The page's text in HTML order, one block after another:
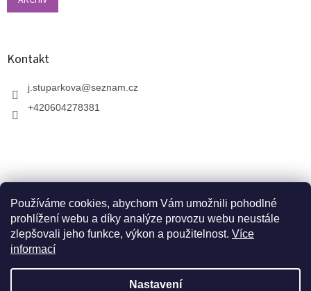
Používáme cookies, abychom Vám umožnili pohodlné
prohlížení webu a díky analýze provozu webu neustále
zlepšovali jeho funkce, výkon a použitelnost. Více
informací
Nastavení
V zahradnictví je možné osobně vybírat stromy a
dopravou. Otevřeno máme ve středu, v pátek a v neděli
Kontakt
j.stuparkova@seznam.cz
+420604278381